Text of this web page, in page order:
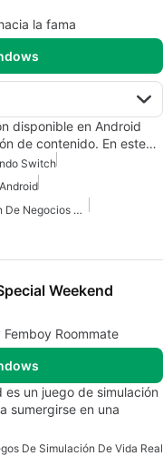
la fama
disponible en Android
de contenido. En este…
Switch
Juegos De Simulación De Negocios Para Android
Weekend
Roommate
es un juego de simulación
sumergirse en una
De Simulación De Vida Real